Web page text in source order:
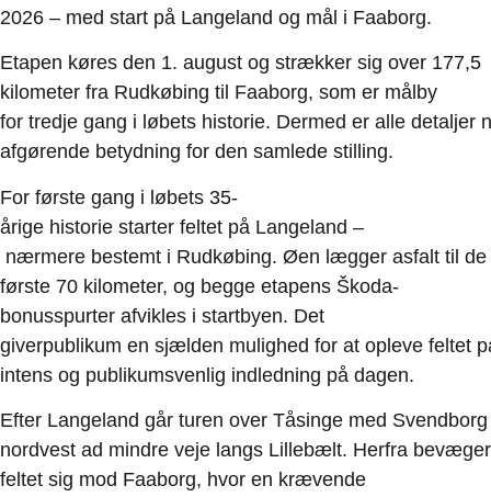
2026 – med start på Langeland og mål i Faaborg.
Etapen køres den 1. august og strækker sig over 177,5
kilometer fra Rudkøbing til Faaborg, som er målby
for tredje gang i løbets historie. Dermed er alle detaljer
afgørende betydning for den samlede stilling.
For første gang i løbets 35-
årige historie starter feltet på Langeland –
nærmere bestemt i Rudkøbing. Øen lægger asfalt til de
første 70 kilometer, og begge etapens Škoda-
bonusspurter afvikles i startbyen. Det
giverpublikum en sjælden mulighed for at opleve feltet
intens og publikumsvenlig indledning på dagen.
Efter Langeland går turen over Tåsinge med
nordvest ad mindre veje langs Lillebælt. Herfra bevæger
feltet sig mod Faaborg, hvor en krævende